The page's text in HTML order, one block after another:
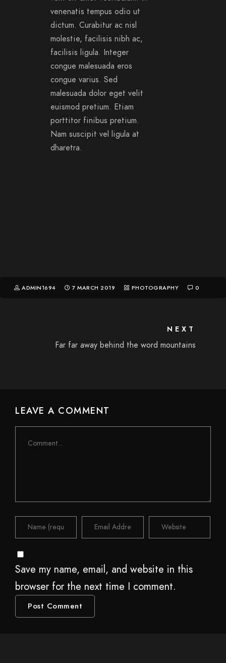
venenatis tempus odio ut
dictum. Curabitur ac nisl
molestie, facilisis nibh ac,
facilisis ligula. Integer
congue malesuada eros
congue varius. Sed
malesuada dolor eget velit
euismod pretium. Etiam
porttitor finibus pretium.
Nam suscipit vel ligula at
dharetra.
ADMIN1694 7 MARCH 2019 PHOTOGRAPHY 0
NEXT
Far far away behind the word mountains
LEAVE A COMMENT
Save my name, email, and website in this
browser for the next time I comment.